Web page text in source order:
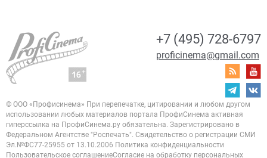
+7 (495) 728-6797
proficinema@gmail.com
© ООО «Профисинема» При перепечатке, цитировании и любом другом
использовании любых материалов портала ПрофиСинема активная
гиперссылка на ПрофиСинема.ру обязательна. Зарегистрировано в
Федеральном Агентстве "Роспечать". Свидетельство о регистрации СМИ
Эл.№ФС77-25955 от 13.10.2006 Политика конфиденциальности
Пользовательское соглашениеСогласие на обработку персональных